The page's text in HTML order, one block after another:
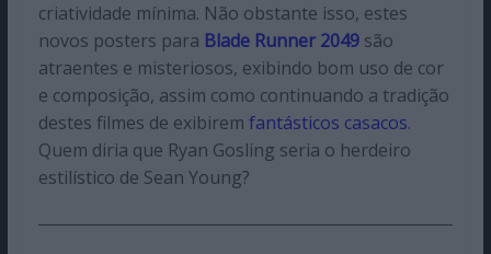
criatividade mínima. Não obstante isso, estes
novos posters para Blade Runner 2049são
atraentes e misteriosos, exibindo bom uso de cor
e composição, assim como continuando a tradição
destes filmes de exibirem fantásticos casacos.
Quem diria que Ryan Gosling seria o herdeiro
estilístico de Sean Young?